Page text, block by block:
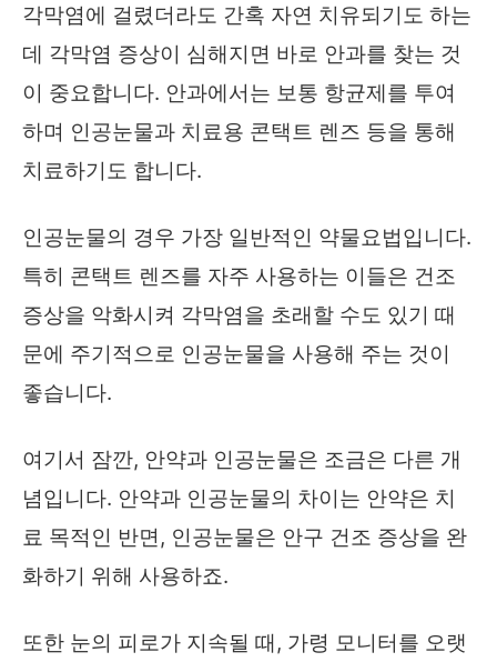
각막염에 걸렸더라도 간혹 자연 치유되기도 하는
데 각막염 증상이 심해지면 바로 안과를 찾는 것
이 중요합니다. 안과에서는 보통 항균제를 투여
하며 인공눈물과 치료용 콘택트 렌즈 등을 통해
치료하기도 합니다.
인공눈물의 경우 가장 일반적인 약물요법입니다.
특히 콘택트 렌즈를 자주 사용하는 이들은 건조
증상을 악화시켜 각막염을 초래할 수도 있기 때
문에 주기적으로 인공눈물을 사용해 주는 것이
좋습니다.
여기서 잠깐, 안약과 인공눈물은 조금은 다른 개
념입니다. 안약과 인공눈물의 차이는 안약은 치
료 목적인 반면, 인공눈물은 안구 건조 증상을 완
화하기 위해 사용하죠.
또한 눈의 피로가 지속될 때, 가령 모니터를 오랫